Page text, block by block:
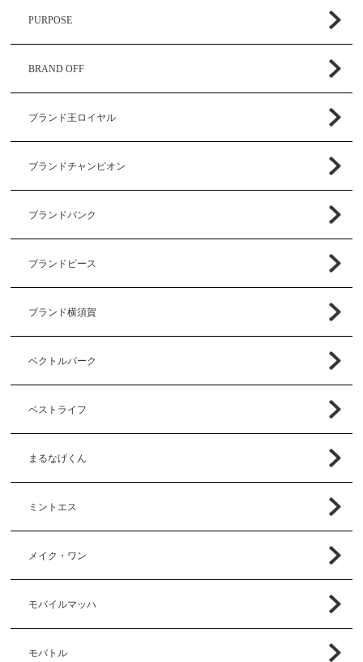
PURPOSE
BRAND OFF
ブランド王ロイヤル
ブランドチャンピオン
ブランドバンク
ブランドピース
ブランド横須賀
ベクトルパーク
ベストライフ
まるなげくん
ミントエス
メイク・ワン
モバイルマッハ
モバトル